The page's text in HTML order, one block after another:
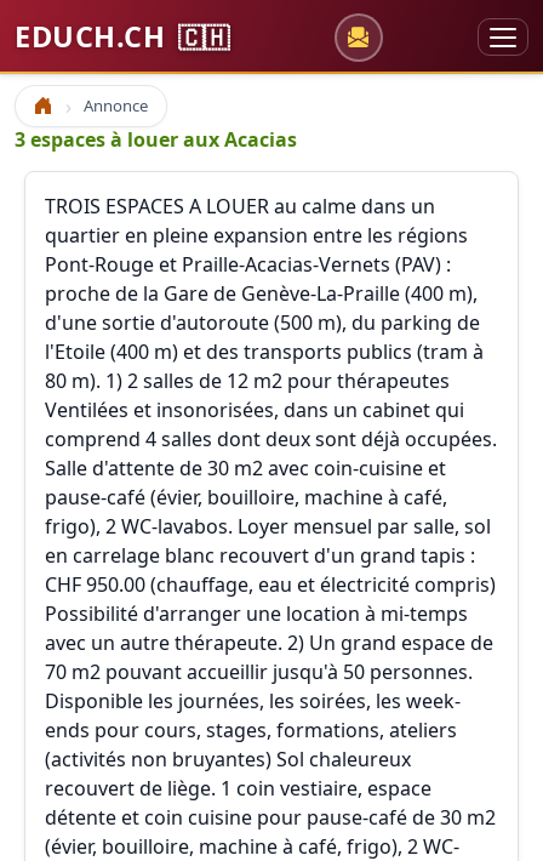
EDUCH.CH 🇨🇭
Accueil Annonce
3 espaces à louer aux Acacias
TROIS ESPACES A LOUER au calme dans un
quartier en pleine expansion entre les régions
Pont-Rouge et Praille-Acacias-Vernets (PAV) :
proche de la Gare de Genève-La-Praille (400 m),
d'une sortie d'autoroute (500 m), du parking de
l'Etoile (400 m) et des transports publics (tram à
80 m). 1) 2 salles de 12 m2 pour thérapeutes
Ventilées et insonorisées, dans un cabinet qui
comprend 4 salles dont deux sont déjà occupées.
Salle d'attente de 30 m2 avec coin-cuisine et
pause-café (évier, bouilloire, machine à café,
frigo), 2 WC-lavabos. Loyer mensuel par salle, sol
en carrelage blanc recouvert d'un grand tapis :
CHF 950.00 (chauffage, eau et électricité compris)
Possibilité d'arranger une location à mi-temps
avec un autre thérapeute. 2) Un grand espace de
70 m2 pouvant accueillir jusqu'à 50 personnes.
Disponible les journées, les soirées, les week-
ends pour cours, stages, formations, ateliers
(activités non bruyantes) Sol chaleureux
recouvert de liège. 1 coin vestiaire, espace
détente et coin cuisine pour pause-café de 30 m2
(évier, bouilloire, machine à café, frigo), 2 WC-